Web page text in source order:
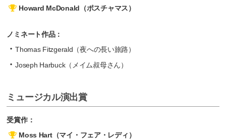
Howard McDonald（ポスチャマス）
ノミネート作品：
Thomas Fitzgerald（夜への長い旅路）
Joseph Harbuck（メイム叔母さん）
ミュージカル演出賞
受賞作：
Moss Hart（マイ・フェア・レディ）